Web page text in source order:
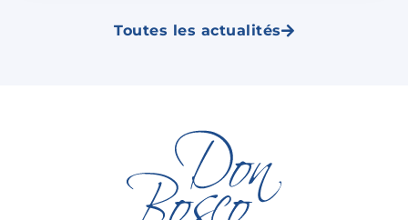
Toutes les actualités